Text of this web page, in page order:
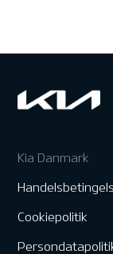
Kia Danmark
Cookiepolitik